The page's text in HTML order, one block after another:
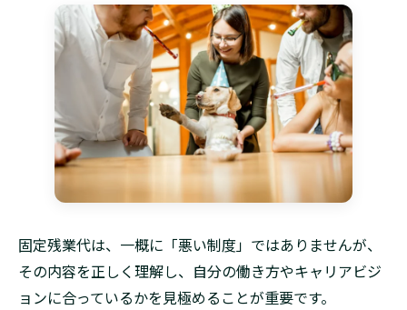
固定残業代は、一概に「悪い制度」ではありませんが、
その内容を正しく理解し、自分の働き方やキャリアビジ
ョンに合っているかを見極めることが重要です。